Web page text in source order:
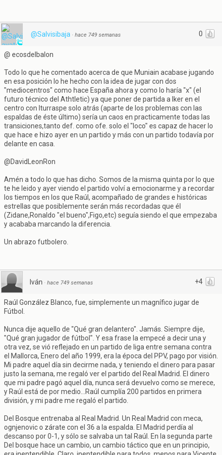
0
@Salvisibaja · hace 749 semanas
@ ecosdelbalon
Todo lo que he comentado acerca de que Muniain acabase jugando
en esa posición lo he hecho con la idea de jugar con dos
"mediocentros" como hace España ahora y como lo haría "x" (el
futuro técnico del Athtletic) ya que poner de partida a Iker en el
centro con Iturraspe solo atrás (aparte de los problemas con las
espaldas de éste último) sería un caos en practicamente todas las
transiciones,tanto def. como ofe. solo el "loco" es capaz de hacer lo
que hace e hizo ayer en un partido y más con un partido todavía por
delante en casa.
@DavidLeonRon
Amén a todo lo que has dicho. Somos de la misma quinta por lo que
te he leido y ayer viendo el partido volví a emocionarme y a recordar
los tiempos en los que Raúl, acompañado de grandes e históricas
estrellas que posiblemente serán más recordadas que él
(Zidane,Ronaldo "el bueno",Figo,etc) seguía siendo el que empezaba
y acababa marcando la diferencia.
Un abrazo futbolero.
+4
Iván · hace 749 semanas
Raúl González Blanco, fue, simplemente un magnífico jugar de
Fútbol.
Nunca dije aquello de "Qué gran delantero". Jamás. Siempre dije,
"Qué gran jugador de fútbol". Y esa frase la empecé a decir una y
otra vez, se vió reflejado en un partido de liga entre semana contra
el Mallorca, Enero del año 1999, era la época del PPV, pago por visión.
Mi padre aquel día sin decirme nada, y teniendo el dinero para pasar
justo la semana, me regaló ver el partido del Real Madrid. El dinero
que mi padre pagó aquel día, nunca será devuelvo como se merece,
y Raúl está de por medio...Raúl cumplía 200 partidos en primera
división, y mi padre me regaló el partido.
Del Bosque entrenaba al Real Madrid. Un Real Madrid con meca,
ognjenovic o zárate con el 36 a la espalda. El Madrid perdía al
descanso por 0-1, y sólo se salvaba un tal Raúl. En la segunda parte
Del bosque hace un cambio, un cambio táctico que en un principio,